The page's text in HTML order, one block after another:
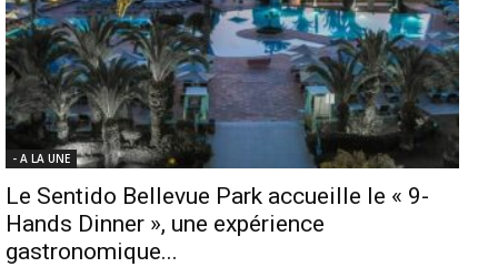
- A LA UNE
Le Sentido Bellevue Park accueille le « 9-
Hands Dinner », une expérience
gastronomique...